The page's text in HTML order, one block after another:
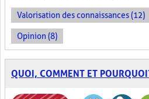
Valorisation des connaissances (12)
Opinion (8)
QUOI, COMMENT ET